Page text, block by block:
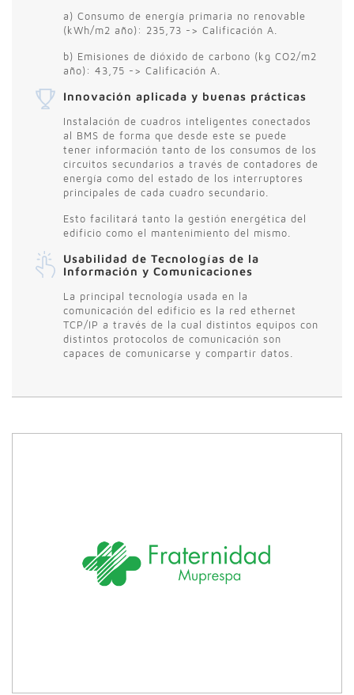
a) Consumo de energía primaria no renovable
(kWh/m2 año): 235,73 -> Calificación A.
b) Emisiones de dióxido de carbono (kg CO2/m2
año): 43,75 -> Calificación A.
Innovación aplicada y buenas prácticas
Instalación de cuadros inteligentes conectados
al BMS de forma que desde este se puede
tener información tanto de los consumos de los
circuitos secundarios a través de contadores de
energía como del estado de los interruptores
principales de cada cuadro secundario.
Esto facilitará tanto la gestión energética del
edificio como el mantenimiento del mismo.
Usabilidad de Tecnologías de la
Información y Comunicaciones
La principal tecnología usada en la
comunicación del edificio es la red ethernet
TCP/IP a través de la cual distintos equipos con
distintos protocolos de comunicación son
capaces de comunicarse y compartir datos.